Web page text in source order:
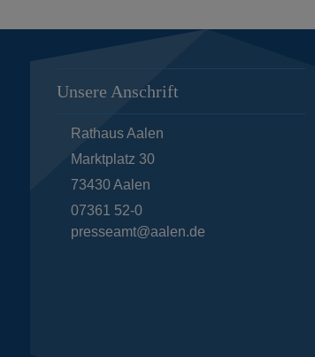
Unsere Anschrift
Rathaus Aalen
Marktplatz 30
73430 Aalen
07361 52-0
presseamt@aalen.de